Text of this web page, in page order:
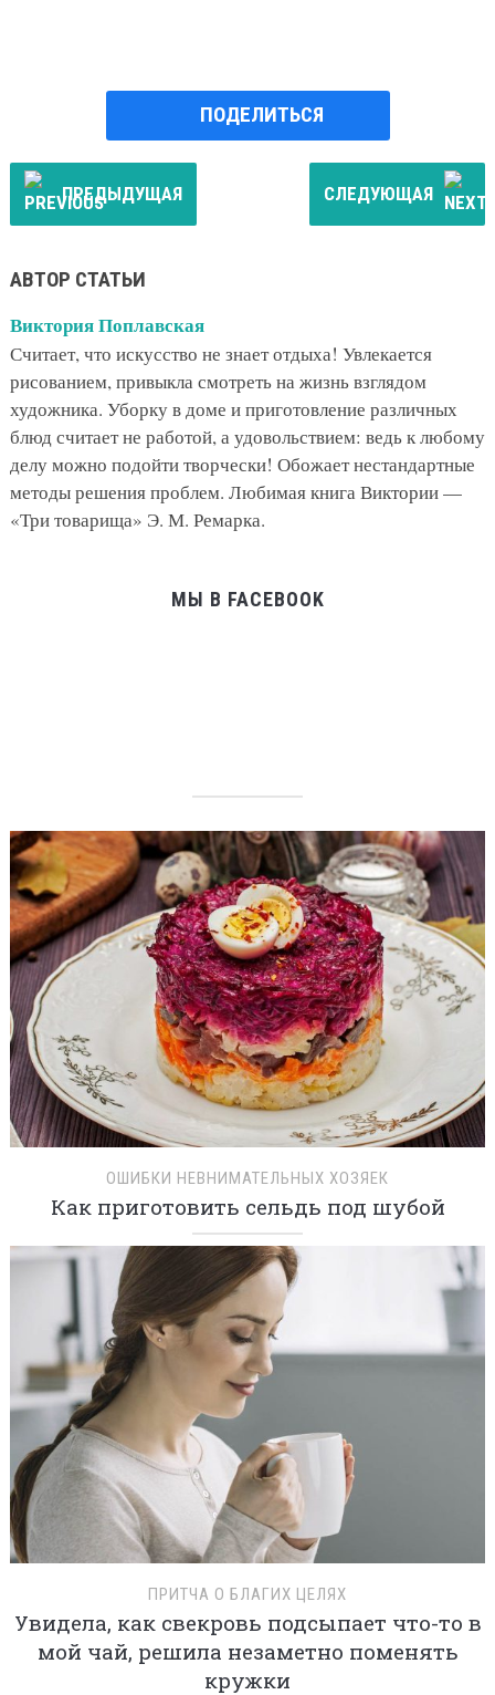
ПОДЕЛИТЬСЯ
ПРЕДЫДУЩАЯ СЛЕДУЮЩАЯ
АВТОР СТАТЬИ
Виктория Поплавская
Считает, что искусство не знает отдыха! Увлекается
рисованием, привыкла смотреть на жизнь взглядом
художника. Уборку в доме и приготовление различных
блюд считает не работой, а удовольствием: ведь к любому
делу можно подойти творчески! Обожает нестандартные
методы решения проблем. Любимая книга Виктории —
«Три товарища» Э. М. Ремарка.
МЫ В FACEBOOK
ОШИБКИ НЕВНИМАТЕЛЬНЫХ ХОЗЯЕК
Как приготовить сельдь под шубой
ПРИТЧА О БЛАГИХ ЦЕЛЯХ
Увидела, как свекровь подсыпает что-то в
мой чай, решила незаметно поменять
кружки